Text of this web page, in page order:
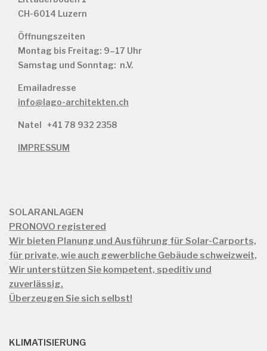
CH-6014 Luzern
Öffnungszeiten
Montag bis Freitag: 9–17 Uhr
Samstag und Sonntag: n.V.
Emailadresse
info@lago-architekten.ch
Natel +41 78 932 2358
IMPRESSUM
SOLARANLAGEN
PRONOVO registered
Wir bieten Planung und Ausführung für Solar-Carports,
für private, wie auch gewerbliche Gebäude schweizweit,
Wir unterstützen Sie kompetent, speditiv und
zuverlässig.
Überzeugen Sie sich selbst!
KLIMATISIERUNG